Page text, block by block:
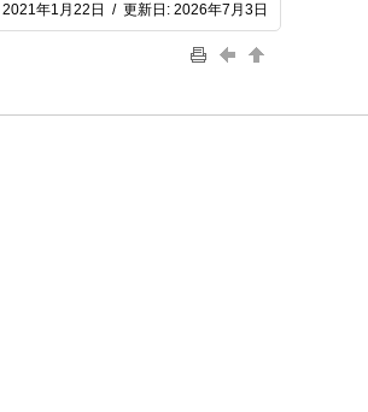
2021年1月22日 / 更新日: 2026年7月3日